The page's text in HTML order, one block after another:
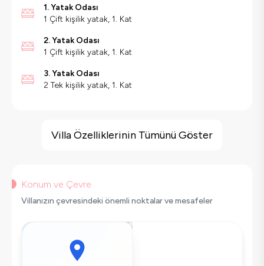
1. Yatak Odası
1 Çift kişilik yatak, 1. Kat
2. Yatak Odası
1 Çift kişilik yatak, 1. Kat
3. Yatak Odası
2 Tek kişilik yatak, 1. Kat
Barbekü
Bulaşık Makinesi
Çamaşır Makinesi
Klima
Wifi / İnternet
Villa Özelliklerinin Tümünü Göster
Konum ve Çevre
Villanızın çevresindeki önemli noktalar ve mesafeler